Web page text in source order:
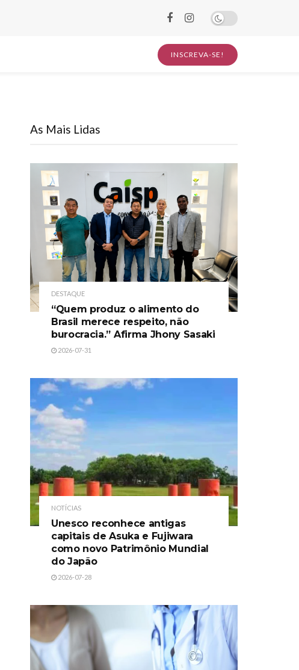
INSCREVA-SE!
As Mais Lidas
DESTAQUE
“Quem produz o alimento do
Brasil merece respeito, não
burocracia.” Afirma Jhony Sasaki
2026-07-31
NOTÍCIAS
Unesco reconhece antigas
capitais de Asuka e Fujiwara
como novo Patrimônio Mundial
do Japão
2026-07-28